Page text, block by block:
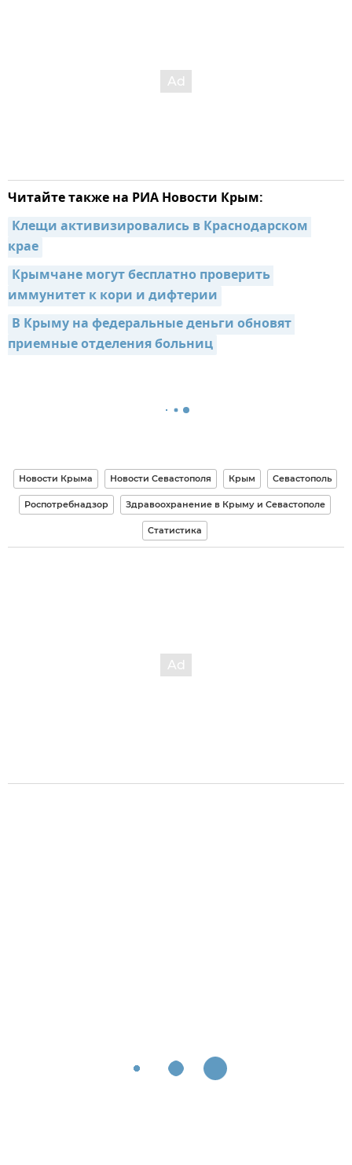
Читайте также на РИА Новости Крым:
Клещи активизировались в Краснодарском
крае
Крымчане могут бесплатно проверить
иммунитет к кори и дифтерии
В Крыму на федеральные деньги обновят
приемные отделения больниц
Новости Крыма Новости Севастополя Крым Севастополь
Роспотребнадзор Здравоохранение в Крыму и Севастополе
Статистика